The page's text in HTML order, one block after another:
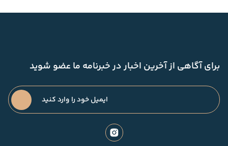
برای آگاهی از آخرین اخبار در خبرنامه ما عضو شوید